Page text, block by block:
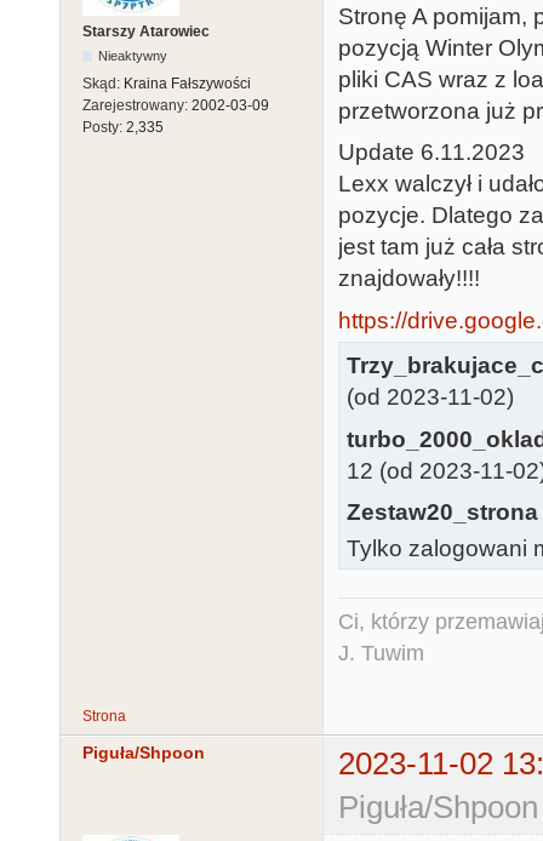
Starszy Atarowiec
Nieaktywny
Skąd: Kraina Fałszywości
Zarejestrowany: 2002-03-09
Posty: 2,335
Stronę A pomijam,
pozycją Winter
pliki CAS wraz z
przetworzona już
Update 6.11.2023
Lexx walczył i
pozycje. Dlatego
jest tam już cała
znajdowały!!!!
https://
(od 2023-11-02)
12 (od 2023-11-
Tylko zalogowani
Ci, którzy
J. Tuwim
Strona
Piguła/Shpoon
2023-11-02
Piguła/